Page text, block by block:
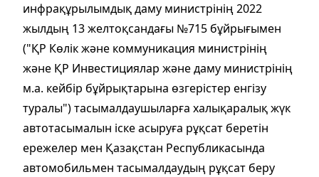
инфрақұрылымдық даму министрінің 2022
жылдың 13 желтоқсандағы №715 бұйрығымен
("ҚР Көлік және коммуникация министрінің
және ҚР Инвестициялар және даму министрінің
м.а. кейбір бұйрықтарына өзгерістер енгізу
туралы") тасымалдаушыларға халықаралық жүк
автотасымалын іске асыруға рұқсат беретін
ережелер мен Қазақстан Республикасында
автомобильмен тасымалдаудың рұқсат беру